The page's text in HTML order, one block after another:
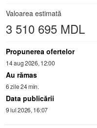
Valoarea estimată
3 510 695 MDL
Propunerea ofertelor
14 aug 2026, 12:00
Au rămas
6 zile 24 min.
Data publicării
9 iul 2026, 16:07